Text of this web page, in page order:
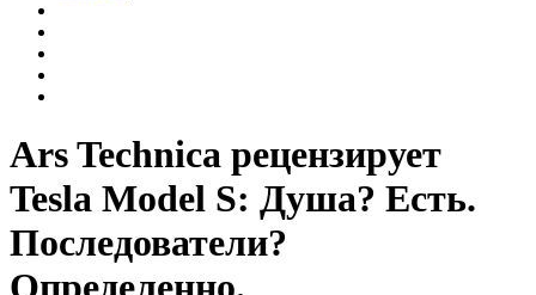
Ars Technica рецензирует
Tesla Model S: Душа? Есть.
Последователи?